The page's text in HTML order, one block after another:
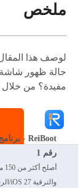
ملخص
مفيدة؟ من خلال
رقم 1
والترقية iOS 27/الرجوع إلى إصدار أقدم بأمان